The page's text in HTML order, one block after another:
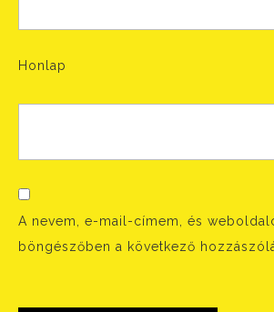
Honlap
A nevem, e-mail-címem, és
böngészőben a következő